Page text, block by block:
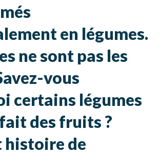
en légumes.
ne sont pas les
vous
certains légumes
des fruits ?
histoire de